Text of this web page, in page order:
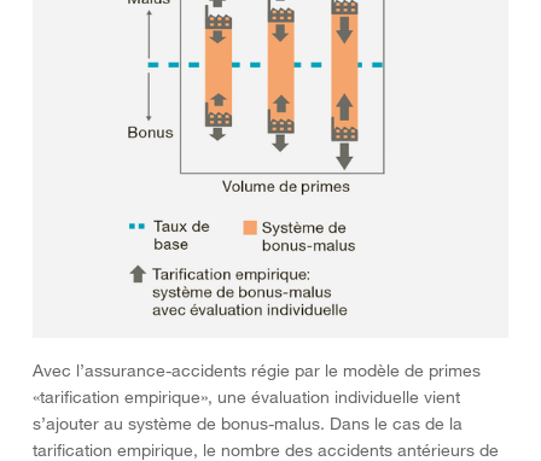
Avec l’assurance-accidents régie par le modèle de primes
«tarification empirique», une évaluation individuelle vient
s’ajouter au système de bonus-malus. Dans le cas de la
tarification empirique, le nombre des accidents antérieurs de